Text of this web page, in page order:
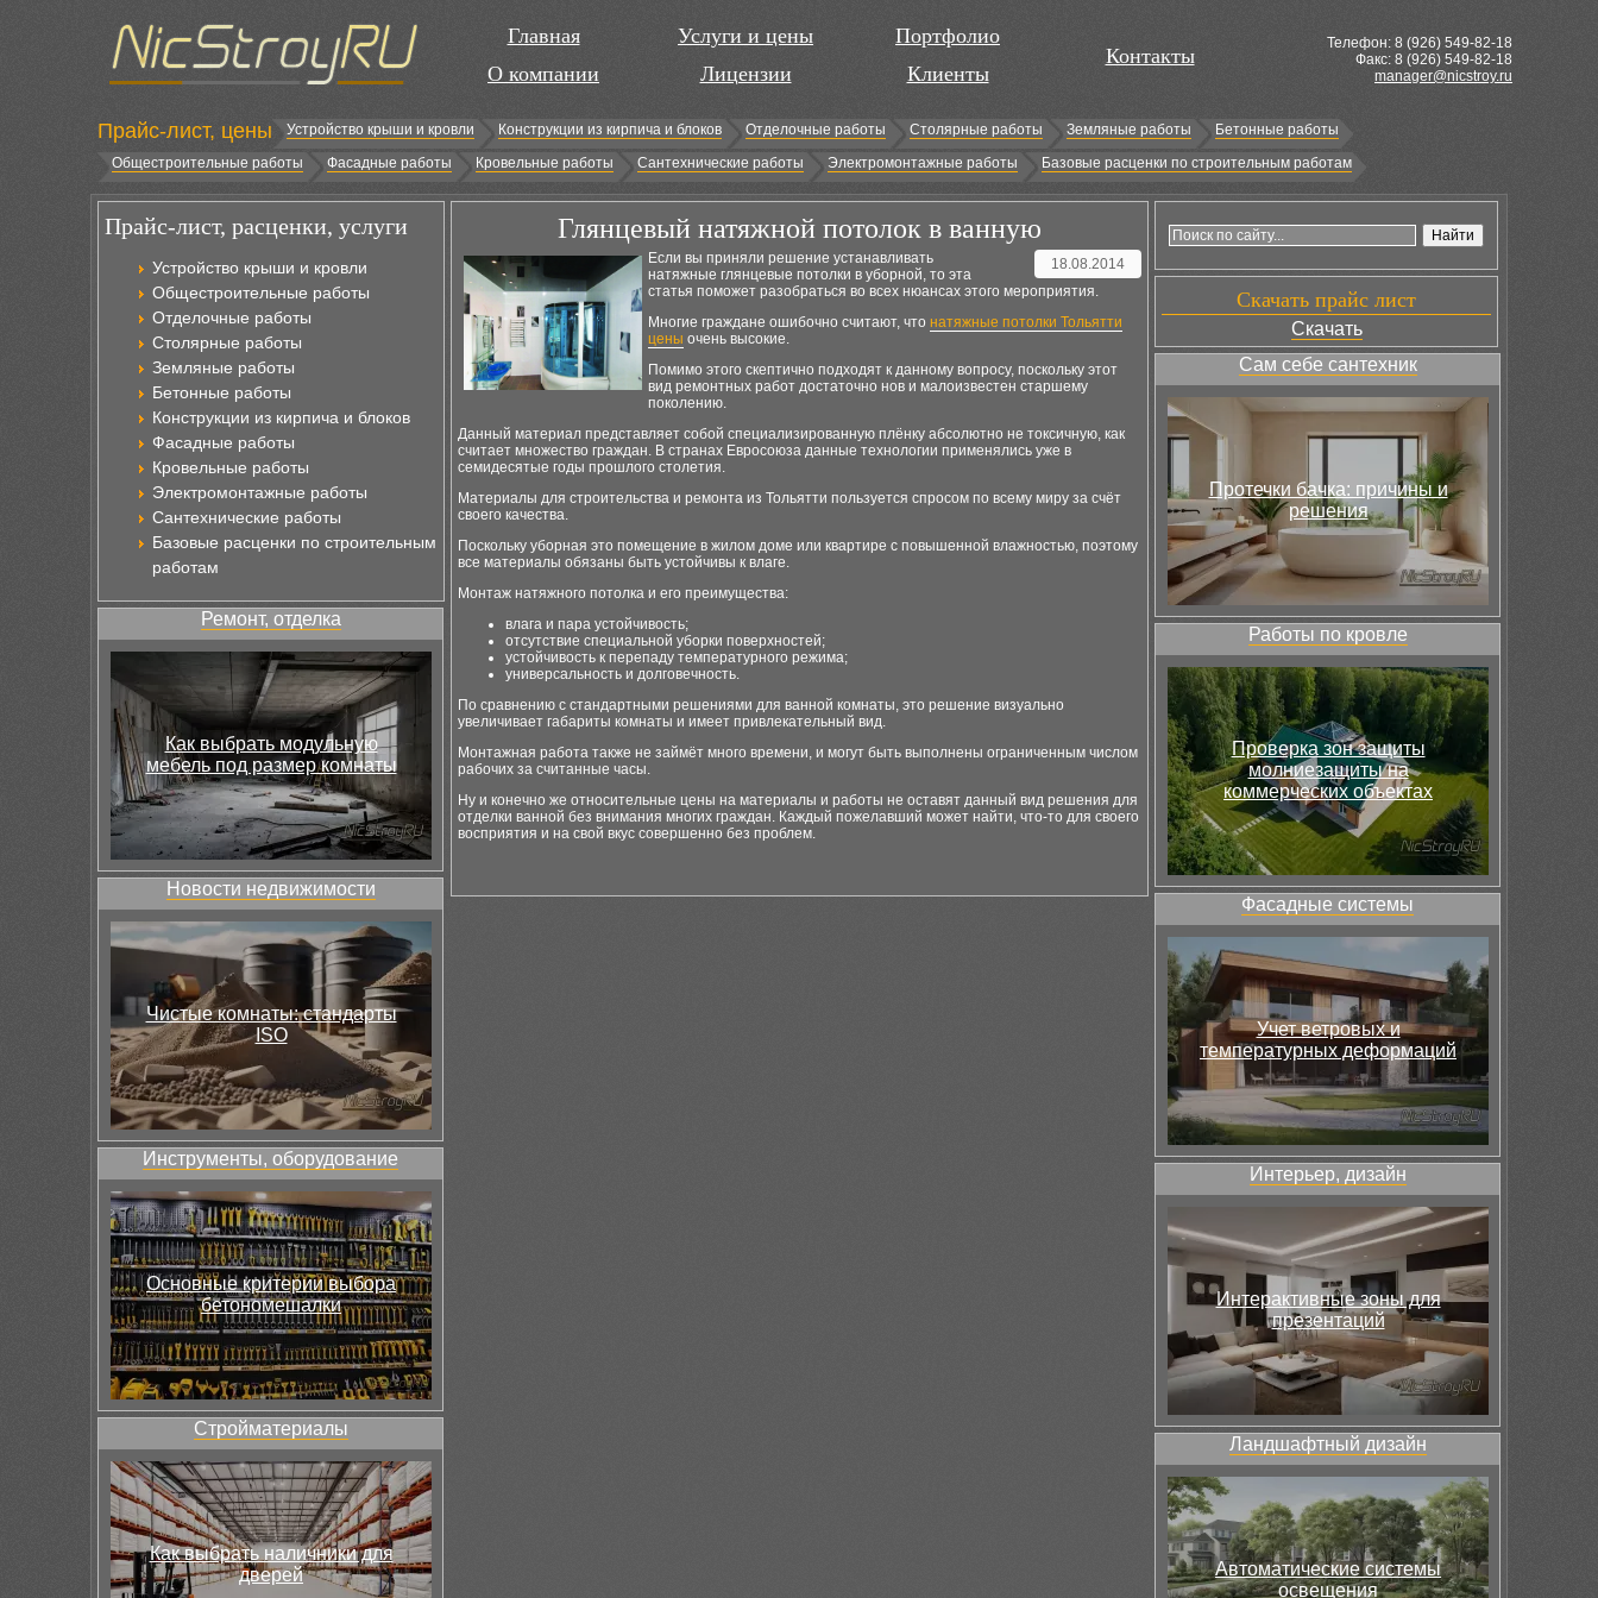
Главная
О компании
Услуги и цены
Лицензии
Портфолио
Клиенты
Контакты
Телефон: 8 (926) 549-82-18
Факс: 8 (926) 549-82-18
manager@nicstroy.ru
Прайс-лист, цены Устройство крыши и кровли Конструкции из кирпича и блоков Отделочные работы Столярные работы Земляные работы
Бетонные работы
Общестроительные работы
Фасадные работы Кровельные работы Сантехнические работы Электромонтажные работы Базовые расценки по строительным работам
Прайс-лист, расценки, услуги
Устройство крыши и кровли
Общестроительные работы
Отделочные работы
Столярные работы
Земляные работы
Бетонные работы
Конструкции из кирпича и блоков
Фасадные работы
Кровельные работы
Электромонтажные работы
Сантехнические работы
Базовые расценки по строительным
работам
Ремонт, отделка
Как выбрать модульную
мебель под размер комнаты
Новости недвижимости
Чистые комнаты: стандарты
ISO
Инструменты, оборудование
Основные критерии выбора
бетономешалки
Стройматериалы
Как выбрать наличники для
дверей
Глянцевый натяжной потолок в ванную
18.08.2014
Если вы приняли решение устанавливать
натяжные глянцевые потолки в уборной, то эта
статья поможет разобраться во всех нюансах этого мероприятия.
Многие граждане ошибочно считают, что натяжные потолки Тольятти
цены очень высокие.
Помимо этого скептично подходят к данному вопросу, поскольку этот
вид ремонтных работ достаточно нов и малоизвестен старшему
поколению.
Данный материал представляет собой специализированную плёнку абсолютно не токсичную, как
считает множество граждан. В странах Евросоюза данные технологии применялись уже в
семидесятые годы прошлого столетия.
Материалы для строительства и ремонта из Тольятти пользуется спросом по всему миру за счёт
своего качества.
Поскольку уборная это помещение в жилом доме или квартире с повышенной влажностью, поэтому
все материалы обязаны быть устойчивы к влаге.
Монтаж натяжного потолка и его преимущества:
влага и пара устойчивость;
отсутствие специальной уборки поверхностей;
устойчивость к перепаду температурного режима;
универсальность и долговечность.
По сравнению с стандартными решениями для ванной комнаты, это решение визуально
увеличивает габариты комнаты и имеет привлекательный вид.
Монтажная работа также не займёт много времени, и могут быть выполнены ограниченным числом
рабочих за считанные часы.
Ну и конечно же относительные цены на материалы и работы не оставят данный вид решения для
отделки ванной без внимания многих граждан. Каждый пожелавший может найти, что-то для своего
восприятия и на свой вкус совершенно без проблем.
Скачать прайс лист
Скачать
Сам себе сантехник
Протечки бачка: причины и
решения
Работы по кровле
Проверка зон защиты
молниезащиты на
коммерческих объектах
Фасадные системы
Учет ветровых и
температурных деформаций
Интерьер, дизайн
Интерактивные зоны для
презентаций
Ландшафтный дизайн
Автоматические системы
освещения